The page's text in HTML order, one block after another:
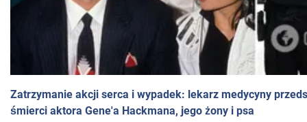
Zatrzymanie akcji serca i wypadek: lekarz medycyny
śmierci aktora Gene'a Hackmana, jego żony i psa